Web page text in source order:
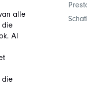
alle
die
Al
die